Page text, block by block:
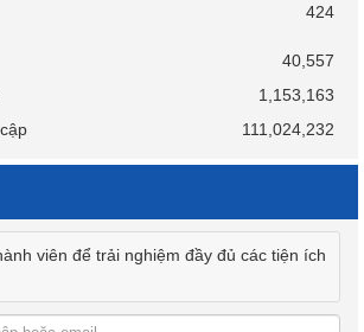
424
40,557
1,153,163
111,024,232
viên để trải nghiệm đầy đủ các tiện ích